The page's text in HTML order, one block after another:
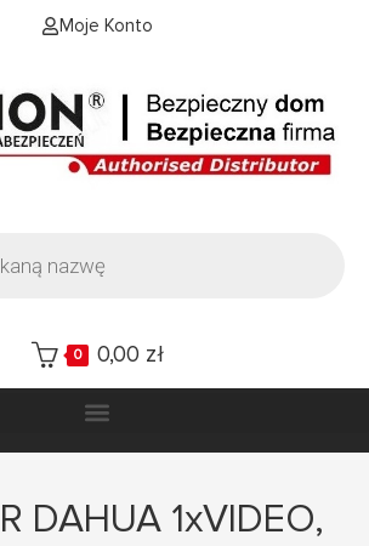
Moje Konto
0 0,00 zł
DAHUA 1xVIDEO,